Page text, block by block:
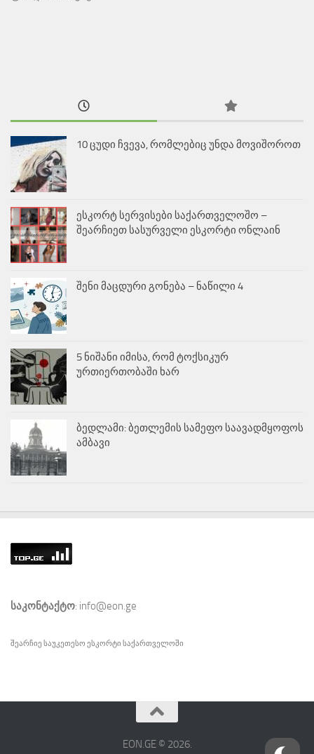
10 ცუდი ჩვევა, რომლებიც უნდა მოვიშოროთ
ესკორტ სერვისები საქართველოშო –
შეარჩიეთ სასურველი ესკორტი ონლაინ
შენი მაცდური გონება – ნაწილი 4
5 ნიშანი იმისა, რომ ტოქსიკურ
ურთიერთობაში ხარ
ბედლამი: ბეთლემის სამეფო საავადმყოფოს
ამბავი
საკონტაქტო: info@eon.ge
შეარჩიე საუკეთესო ესკორტი საქართველოში
EON.GE © 2026.